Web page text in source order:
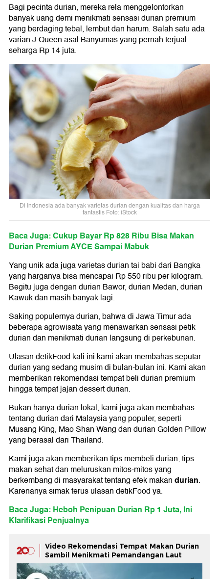
Bagi pecinta durian, mereka rela menggelontorkan
banyak uang demi menikmati sensasi durian premium
yang berdaging tebal, lembut dan harum. Salah satu ada
varian J-Queen asal Banyumas yang pernah terjual
seharga Rp 14 juta.
Di Indonesia ada banyak varietas durian dengan kualitas dan harga
fantastis Foto: iStock
Baca Juga: Cukup Bayar Rp 828 Ribu Bisa Makan
Durian Premium AYCE Sampai Mabuk
Yang unik ada juga varietas durian tai babi dari Bangka
yang harganya bisa mencapai Rp 550 ribu per kilogram.
Begitu juga dengan durian Bawor, durian Medan, durian
Kawuk dan masih banyak lagi.
Saking populernya durian, bahwa di Jawa Timur ada
beberapa agrowisata yang menawarkan sensasi petik
durian dan menikmati durian langsung di perkebunan.
Ulasan detikFood kali ini kami akan membahas seputar
durian yang sedang musim di bulan-bulan ini. Kami akan
memberikan rekomendasi tempat beli durian premium
hingga tempat jajan dessert durian.
Bukan hanya durian lokal, kami juga akan membahas
tentang durian dari Malaysia yang populer, seperti
Musang King, Mao Shan Wang dan durian Golden Pillow
yang berasal dari Thailand.
Kami juga akan memberikan tips membeli durian, tips
makan sehat dan meluruskan mitos-mitos yang
berkembang di masyarakat tentang efek makandurian.
Karenanya simak terus ulasan detikFood ya.
Baca Juga: Heboh Penipuan Durian Rp 1 Juta, Ini
Klarifikasi Penjualnya
Video Rekomendasi Tempat Makan Durian
Sambil Menikmati Pemandangan Laut